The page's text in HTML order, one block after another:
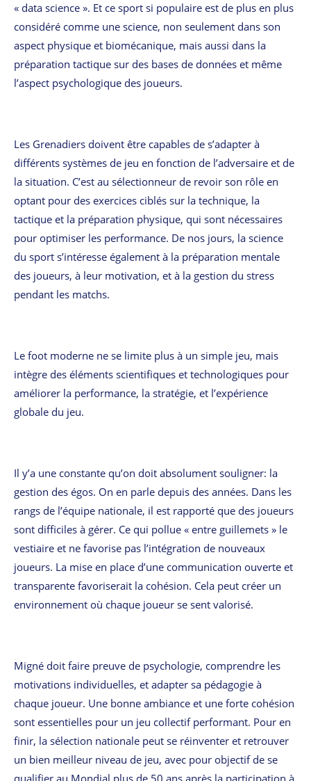
« data science ». Et ce sport si populaire est de plus en plus
considéré comme une science, non seulement dans son
aspect physique et biomécanique, mais aussi dans la
préparation tactique sur des bases de données et même
l’aspect psychologique des joueurs.
Les Grenadiers doivent être capables de s’adapter à
différents systèmes de jeu en fonction de l’adversaire et de
la situation. C’est au sélectionneur de revoir son rôle en
optant pour des exercices ciblés sur la technique, la
tactique et la préparation physique, qui sont nécessaires
pour optimiser les performance. De nos jours, la science
du sport s’intéresse également à la préparation mentale
des joueurs, à leur motivation, et à la gestion du stress
pendant les matchs.
Le foot moderne ne se limite plus à un simple jeu, mais
intègre des éléments scientifiques et technologiques pour
améliorer la performance, la stratégie, et l’expérience
globale du jeu.
Il y’a une constante qu’on doit absolument souligner: la
gestion des égos. On en parle depuis des années. Dans les
rangs de l’équipe nationale, il est rapporté que des joueurs
sont difficiles à gérer. Ce qui pollue « entre guillemets » le
vestiaire et ne favorise pas l’intégration de nouveaux
joueurs. La mise en place d’une communication ouverte et
transparente favoriserait la cohésion. Cela peut créer un
environnement où chaque joueur se sent valorisé.
Migné doit faire preuve de psychologie, comprendre les
motivations individuelles, et adapter sa pédagogie à
chaque joueur. Une bonne ambiance et une forte cohésion
sont essentielles pour un jeu collectif performant. Pour en
finir, la sélection nationale peut se réinventer et retrouver
un bien meilleur niveau de jeu, avec pour objectif de se